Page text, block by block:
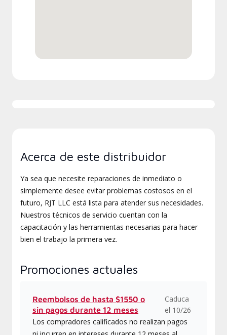
Acerca de este distribuidor
Ya sea que necesite reparaciones de inmediato o
simplemente desee evitar problemas costosos en el
futuro, RJT LLC está lista para atender sus necesidades.
Nuestros técnicos de servicio cuentan con la
capacitación y las herramientas necesarias para hacer
bien el trabajo la primera vez.
Promociones actuales
Reembolsos de hasta $1550 o
sin pagos durante 12 meses
Caduca
el 10/26
Los compradores calificados no realizan pagos